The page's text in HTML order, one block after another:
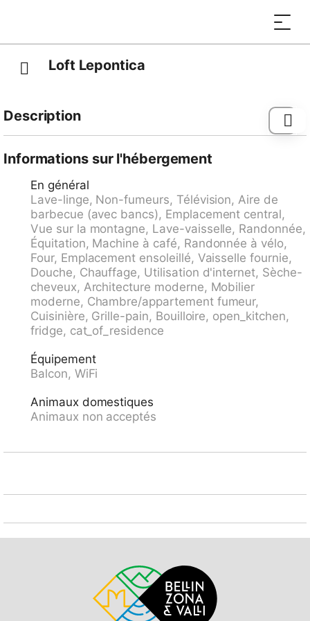
Loft Lepontica
Description
confortable et lumineux. Local pour vélos, recharge
vélo électrique à disposition et accès à l'eau pour le
nettoyage. Belle petite résidence moderne "Loft
Lepontica", rénovée en 2023. 4 appartements dans la
même entité. Au centre de Leontica, dans
l'arrondissement Valle di Blenio, situation centrale,
ensoleillée, dans la verdure, orientée sud-est.
Infrastructures de la Maison: réduit pour bicyclettes,
blanchisserie, lave-linge, sèche-linge (en commun).
Parking public 50 m. Magasin d'alimentation 2 km,
supermarché 6 km, restaurant 50 m, arrêt de bus
"Leontica Chiesa 133" 90 m, gare ferroviaire "Biasca
FFS - SBB" 17.7 km. Chemins de randonnées
pistes de ski 1.5 km, location de ski 1.5 km. École de
ski 1.5 km. Attractions à proximité: Castelli di
Donetta, Castello di Seravalle, Museo della Valle di
Blenio, Splash & Spa. Les domaines skiables de
randonnées: Valle di Blenio, Nara, Val Malvaglia,
référencée CH6715.35.1 est située sur le même
terrain.
Informations sur l'hébergement
En général
Lave-linge, Non-fumeurs, Télévision, Aire de
barbecue (avec bancs), Emplacement central,
Vue sur la montagne, Lave-vaisselle, Randonnée,
Équitation, Machine à café, Randonnée à vélo,
Four, Emplacement ensoleillé, Vaisselle fournie,
Douche, Chauffage, Utilisation d'internet, Sèche-
cheveux, Architecture moderne, Mobilier
moderne, Chambre/appartement fumeur,
Cuisinière, Grille-pain, Bouilloire, open_kitchen,
fridge, cat_of_residence
Équipement
Balcon, WiFi
Animaux domestiques
Animaux non acceptés